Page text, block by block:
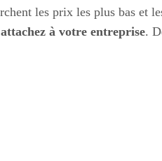
les prix les plus bas et
à votre entreprise.